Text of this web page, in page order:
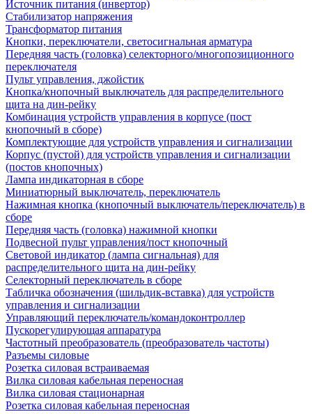
Источник питания (инвертор)
Стабилизатор напряжения
Трансформатор питания
Кнопки, переключатели, светосигнальная арматура
Передняя часть (головка) селекторного/многопозиционного
переключателя
Пульт управления, джойстик
Кнопка/кнопочный выключатель для распределительного
щита на дин-рейку
Комбинация устройств управления в корпусе (пост
кнопочный в сборе)
Комплектующие для устройств управления и сигнализации
Корпус (пустой) для устройств управления и сигнализации
(постов кнопочных)
Лампа индикаторная в сборе
Миниатюрный выключатель, переключатель
Нажимная кнопка (кнопочный выключатель/переключатель) в
сборе
Передняя часть (головка) нажимной кнопки
Подвесной пульт управления/пост кнопочный
Световой индикатор (лампа сигнальная) для
распределительного щита на дин-рейку
Селекторный переключатель в сборе
Табличка обозначения (шильдик-вставка) для устройств
управления и сигнализации
Управляющий переключатель/командоконтроллер
Пускорегулирующая аппаратура
Частотный преобразователь (преобразователь частоты)
Разъемы силовые
Розетка силовая встраиваемая
Вилка силовая кабельная переносная
Вилка силовая стационарная
Розетка силовая кабельная переносная